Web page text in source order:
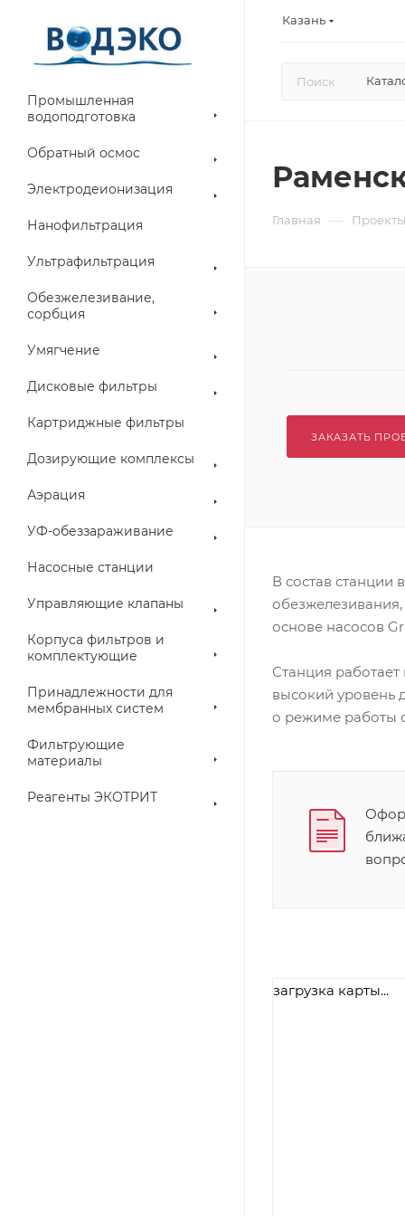
Казань
Промышленная
водоподготовка
Обратный осмос
Электродеионизация
Нанофильтрация
Ультрафильтрация
Обезжелезивание,
сорбция
Умягчение
Дисковые фильтры
Картриджные фильтры
Дозирующие комплексы
Аэрация
УФ-обеззараживание
Насосные станции
Управляющие клапаны
Корпуса фильтров и
комплектующие
Принадлежности для
мембранных систем
Фильтрующие
материалы
Реагенты ЭКОТРИТ
Главная — Проекты
ЗАКАЗАТЬ
В состав станции
основе насосов
Станция
высокий уровень
о режиме работы
загрузка карты...